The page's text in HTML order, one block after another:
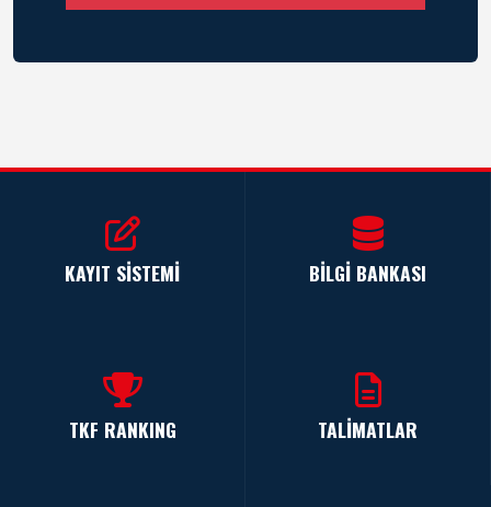
KAYIT SİSTEMİ BİLGİ BANKASI
TKF RANKING TALİMATLAR